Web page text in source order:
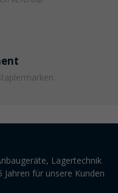
Lagertechnik
für unsere Kunden